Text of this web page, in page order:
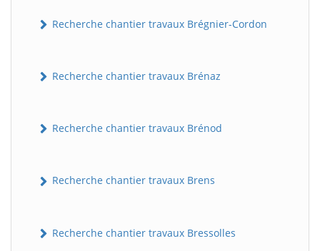
Recherche chantier travaux Brégnier-Cordon
Recherche chantier travaux Brénaz
Recherche chantier travaux Brénod
Recherche chantier travaux Brens
Recherche chantier travaux Bressolles